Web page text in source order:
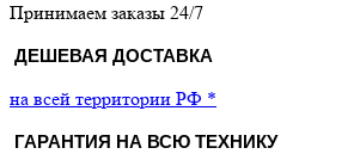
Принимаем заказы 24/7
ДЕШЕВАЯ ДОСТАВКА
на всей территории РФ *
ГАРАНТИЯ НА ВСЮ ТЕХНИКУ